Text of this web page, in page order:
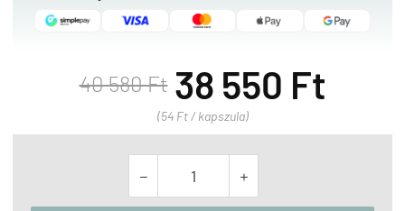
40 580 Ft 38 550 Ft
(54 Ft / kapszula)
 